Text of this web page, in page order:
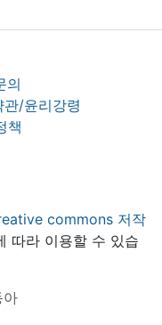
의
관/윤리강령
책
commons 저작
따라 이용할 수 있습
아